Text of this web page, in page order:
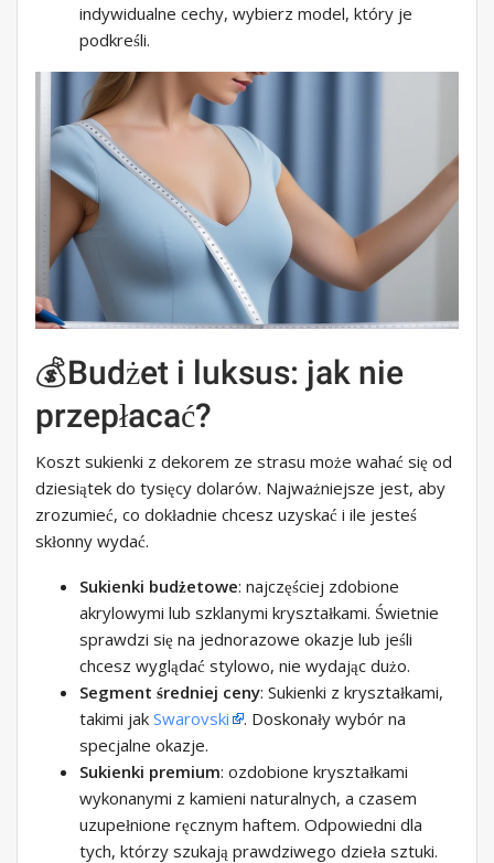
indywidualne cechy, wybierz model, który je
podkreśli.
💰Budżet i luksus: jak nie
przepłacać?
Koszt sukienki z dekorem ze strasu może wahać się od
dziesiątek do tysięcy dolarów. Najważniejsze jest, aby
zrozumieć, co dokładnie chcesz uzyskać i ile jesteś
skłonny wydać.
Sukienki budżetowe: najczęściej zdobione
akrylowymi lub szklanymi kryształkami. Świetnie
sprawdzi się na jednorazowe okazje lub jeśli
chcesz wyglądać stylowo, nie wydając dużo.
Segment średniej ceny: Sukienki z kryształkami,
takimi jak Swarovski
. Doskonały wybór na
specjalne okazje.
Sukienki premium: ozdobione kryształkami
wykonanymi z kamieni naturalnych, a czasem
uzupełnione ręcznym haftem. Odpowiedni dla
tych, którzy szukają prawdziwego dzieła sztuki.